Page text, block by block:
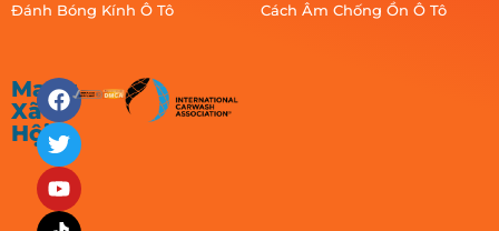
Đánh Bóng Kính Ô Tô
Cách Âm Chống Ồn Ô Tô
Mạng
Xã
Hội